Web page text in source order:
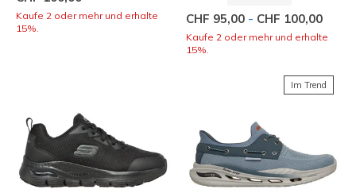
Kaufe 2 oder mehr und erhalte
15%.
CHF 95,00 - CHF 100,00
Kaufe 2 oder mehr und erhalte
15%.
Im Trend